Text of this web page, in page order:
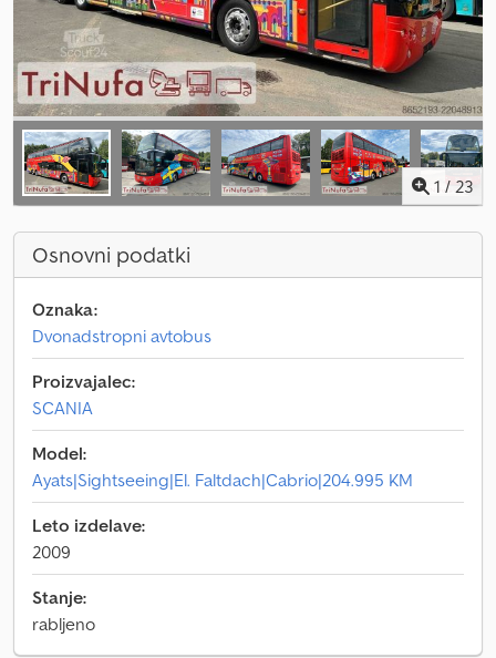
1 / 23
Osnovni podatki
Oznaka:
Dvonadstropni avtobus
Proizvajalec:
SCANIA
Model:
Ayats|Sightseeing|El. Faltdach|Cabrio|204.995 KM
Leto izdelave:
2009
Stanje:
rabljeno